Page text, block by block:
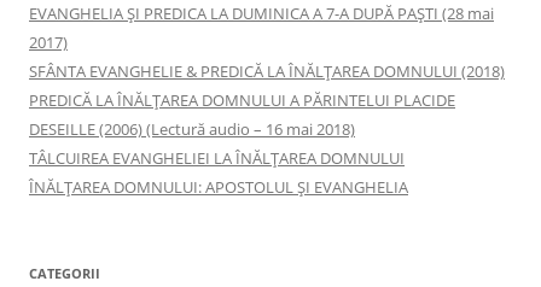
EVANGHELIA ȘI PREDICA LA DUMINICA A 7-A DUPĂ PAȘTI (28 mai
2017)
SFÂNTA EVANGHELIE & PREDICĂ LA ÎNĂLŢAREA DOMNULUI (2018)
PREDICĂ LA ÎNĂLŢAREA DOMNULUI A PĂRINTELUI PLACIDE
DESEILLE (2006) (Lectură audio – 16 mai 2018)
TÂLCUIREA EVANGHELIEI LA ÎNĂLŢAREA DOMNULUI
ÎNĂLŢAREA DOMNULUI: APOSTOLUL ȘI EVANGHELIA
CATEGORII